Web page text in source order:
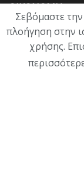
ΟΙΚΟΝΟΜΙΑ
ΠΟΛΙΤΙΣΜΟΣ
ΥΓΕΙΑ
Σεβόμαστε την
πλοήγηση στην
χρήσης.